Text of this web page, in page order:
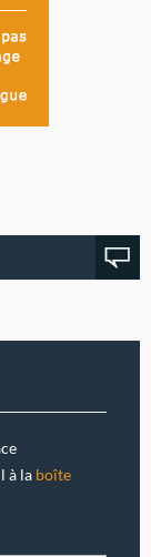
à la boîte